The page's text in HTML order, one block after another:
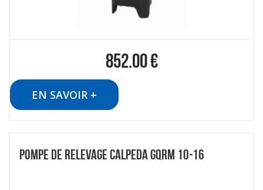
852.00€
EN SAVOIR +
POMPE DE RELEVAGE CALPEDA GQRM 10-16